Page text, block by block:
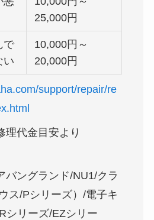
25,000円
で
い
10,000円～
20,000円
support/repair/re
理代金目安より
バングランド/NU1/クラ
ス/Pシリーズ）/電子キ
シリーズ/EZシリー